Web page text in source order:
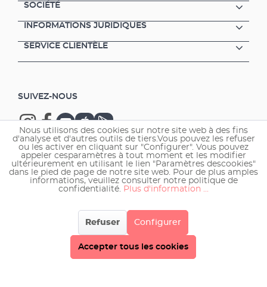
SOCIÉTÉ
INFORMATIONS JURIDIQUES
SERVICE CLIENTÈLE
SUIVEZ-NOUS
Copyright © 2026 EHEIM GmbH & Co. KG.
Nous utilisons des cookies sur notre site web à des fins
d'analyse et d'autres outils de tiers.Vous pouvez les refuser
ou les activer en cliquant sur "Configurer". Vous pouvez
appeler cesparamètres à tout moment et les modifier
ultérieurement en utilisant le lien "Paramètres descookies"
dans le pied de page de notre site web. Pour de plus amples
informations, veuillez consulter notre politique de
confidentialité. Plus d'information ...
Refuser Configurer
Accepter tous les cookies